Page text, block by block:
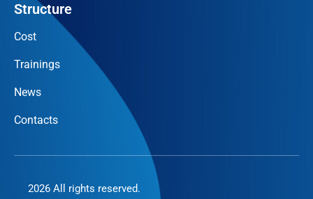
Structure
Cost
Trainings
News
Contacts
2026 All rights reserved.